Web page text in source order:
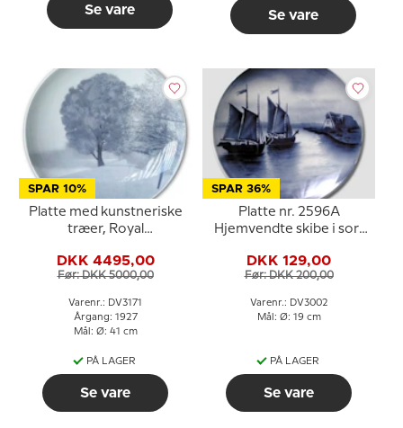
Se vare Se vare
SPAR 10%
Platte med kunstneriske
træer, Royal
Signeret: K.S. 2/3 -1925
DKK 4495,00
Før: DKK 5000,00
Varenr.: DV3171
Årgang: 1927
Mål: Ø: 41 cm
PÅ LAGER
Se vare
SPAR 36%
Platte nr. 2596A
Hjemvendte skibe i sort
DKK 129,00
Før: DKK 200,00
Varenr.: DV3002
Mål: Ø: 19 cm
PÅ LAGER
Se vare